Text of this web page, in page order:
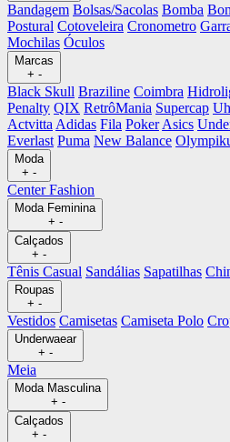
Bandagem Bolsas/Sacolas Bomba
Postural Cotoveleira Cronometro
Mochilas Óculos
Marcas
+ -
Black Skull Braziline Coimbra
Penalty QIX RetrôMania Supercap
Actvitta Adidas Fila Poker Asics
Everlast Puma New Balance
Moda
+ -
Center Fashion
Moda Feminina
+ -
Calçados
+ -
Tênis Casual Sandálias Sapatilhas
Roupas
+ -
Vestidos Camisetas Camiseta Polo
Underwaear
+ -
Meia
Moda Masculina
+ -
Calçados
+ -